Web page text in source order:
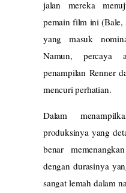
jalan mereka
pemain film ini (Bale,
yang masuk
Namun, percaya
penampilan Renner
mencuri perhatian.
Dalam
produksinya yang
benar
dengan durasinya
sangat lemah dalam